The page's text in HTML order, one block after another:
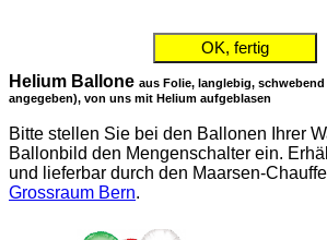
📞 031 332 62 00
Barrierefrei Blumen bestellen mit
Beilagen zu
Bei Lieferungen in der Schweiz können Sie
wählen.
Sie können hier genau eine Beilage wählen und
Bestellformular weitere dazufügen.
OK, fertig